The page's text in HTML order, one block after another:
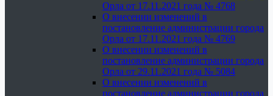
Орла от 17.11.2021 года № 4768
О внесении изменений в
постановление администрации города
Орла от 17.11.2021 года № 4769
О внесении изменений в
постановление администрации города
Орла от 29.11.2021 года № 5084
О внесении изменений в
постановление администрации города